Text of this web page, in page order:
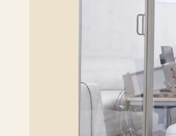
Qualität und Garantie
Kundenbewertungen